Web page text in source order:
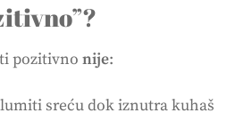
pozitivno nije:
sreću dok iznutra kuhaš